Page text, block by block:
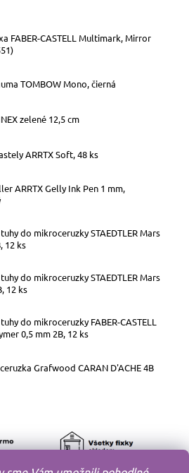
FABER-CASTELL Multimark, Mirror
TOMBOW Mono, čierná
zelené 12,5 cm
ARRTX Soft, 48 ks
ARRTX Gelly Ink Pen 1 mm,
do mikroceruzky STAEDTLER Mars
12 ks
do mikroceruzky STAEDTLER Mars
12 ks
do mikroceruzky FABER-CASTELL
0,5 mm 2B, 12 ks
Grafwood CARAN D'ACHE 4B